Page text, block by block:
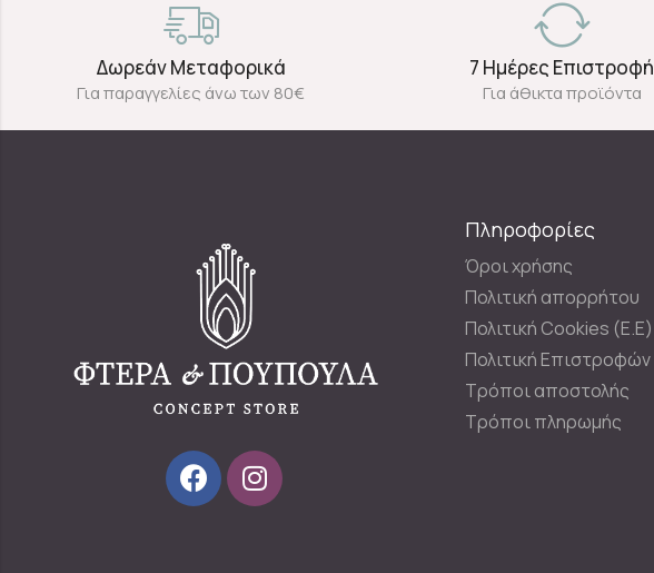
Δωρεάν Μεταφορικά
Για παραγγελίες άνω των 80€
7 Ημέρες Επιστροφή
Για άθικτα προϊόντα
Πληροφορίες
Όροι χρήσης
Πολιτική απορρήτου
Πολιτική Cookies (E.E)
Πολιτική Επιστροφών
Τρόποι αποστολής
Τρόποι πληρωμής